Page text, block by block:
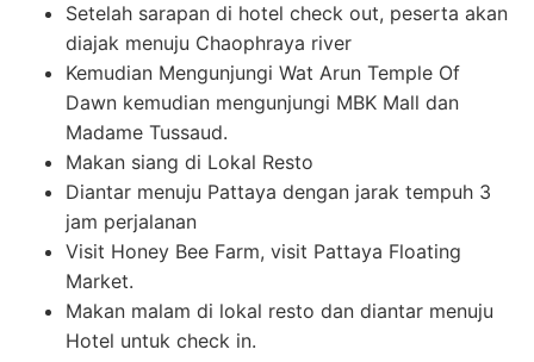
Setelah sarapan di hotel check out, peserta akan
diajak menuju Chaophraya river
Kemudian Mengunjungi Wat Arun Temple Of
Dawn kemudian mengunjungi MBK Mall dan
Madame Tussaud.
Makan siang di Lokal Resto
Diantar menuju Pattaya dengan jarak tempuh 3
jam perjalanan
Visit Honey Bee Farm, visit Pattaya Floating
Market.
Makan malam di lokal resto dan diantar menuju
Hotel untuk check in.